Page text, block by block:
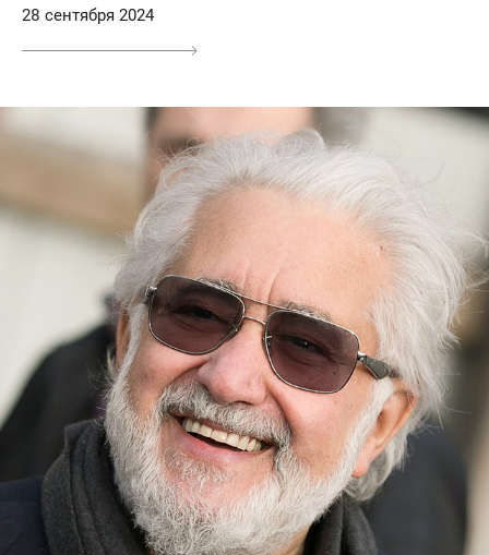
28 сентября 2024